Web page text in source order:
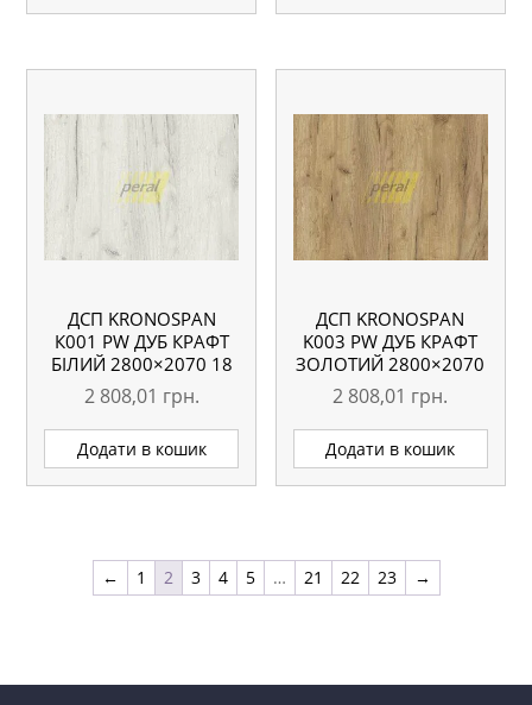
ДСП KRONOSPAN
К001 PW ДУБ КРАФТ
БІЛИЙ 2800×2070 18
ММ
2 808,01 грн.
Додати в кошик
ДСП KRONOSPAN
K003 PW ДУБ КРАФТ
ЗОЛОТИЙ 2800×2070
18 ММ
2 808,01 грн.
Додати в кошик
← 1 2 3 4 5 … 21 22 23 →